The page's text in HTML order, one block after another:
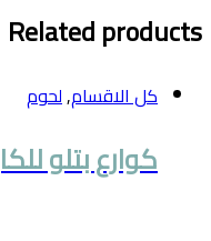
Related products
كل الاقسام,لحوم
كوارع بتلو